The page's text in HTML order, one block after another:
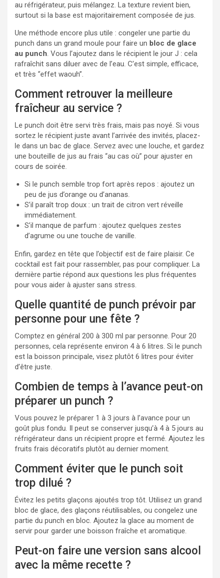
au réfrigérateur, puis mélangez. La texture revient bien,
surtout si la base est majoritairement composée de jus.
Une méthode encore plus utile : congeler une partie du
punch dans un grand moule pour faire un bloc de glace
au punch. Vous l’ajoutez dans le récipient le jour J : cela
rafraîchit sans diluer avec de l’eau. C’est simple, efficace,
et très “effet waouh”.
Comment retrouver la meilleure
fraîcheur au service ?
Le punch doit être servi très frais, mais pas noyé. Si vous
sortez le récipient juste avant l’arrivée des invités, placez-
le dans un bac de glace. Servez avec une louche, et gardez
une bouteille de jus au frais “au cas où” pour ajuster en
cours de soirée.
Si le punch semble trop fort après repos : ajoutez un
peu de jus d’orange ou d’ananas.
S’il paraît trop doux : un trait de citron vert réveille
immédiatement.
S’il manque de parfum : ajoutez quelques zestes
d’agrume ou une touche de vanille.
Enfin, gardez en tête que l’objectif est de faire plaisir. Ce
cocktail est fait pour rassembler, pas pour compliquer. La
dernière partie répond aux questions les plus fréquentes
pour vous aider à ajuster sans stress.
Quelle quantité de punch prévoir par
personne pour une fête ?
Comptez en général 200 à 300 ml par personne. Pour 20
personnes, cela représente environ 4 à 6 litres. Si le punch
est la boisson principale, visez plutôt 6 litres pour éviter
d’être juste.
Combien de temps à l’avance peut-on
préparer un punch ?
Vous pouvez le préparer 1 à 3 jours à l’avance pour un
goût plus fondu. Il peut se conserver jusqu’à 4 à 5 jours au
réfrigérateur dans un récipient propre et fermé. Ajoutez les
fruits frais décoratifs plutôt au dernier moment.
Comment éviter que le punch soit
trop dilué ?
Évitez les petits glaçons ajoutés trop tôt. Utilisez un grand
bloc de glace, des glaçons réutilisables, ou congelez une
partie du punch en bloc. Ajoutez la glace au moment de
servir pour garder une boisson fraîche et aromatique.
Peut-on faire une version sans alcool
avec la même recette ?